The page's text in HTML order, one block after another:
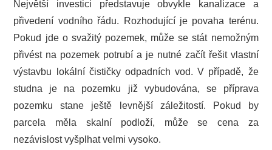
Největší investici představuje obvykle kanalizace a
přivedení vodního řádu. Rozhodující je povaha terénu.
Pokud jde o svažitý pozemek, může se stát nemožným
přivést na pozemek potrubí a je nutné začít řešit vlastní
výstavbu lokální čističky odpadních vod. V případě, že
studna je na pozemku již vybudována, se příprava
pozemku stane ještě levnější záležitostí. Pokud by
parcela měla skalní podloží, může se cena za
nezávislost vyšplhat velmi vysoko.